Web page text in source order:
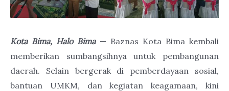
Kota Bima, Halo Bima— Baznas Kota Bima kembali
memberikan sumbangsihnya untuk pembangunan
daerah. Selain bergerak di pemberdayaan sosial,
bantuan UMKM, dan kegiatan keagamaan, kini